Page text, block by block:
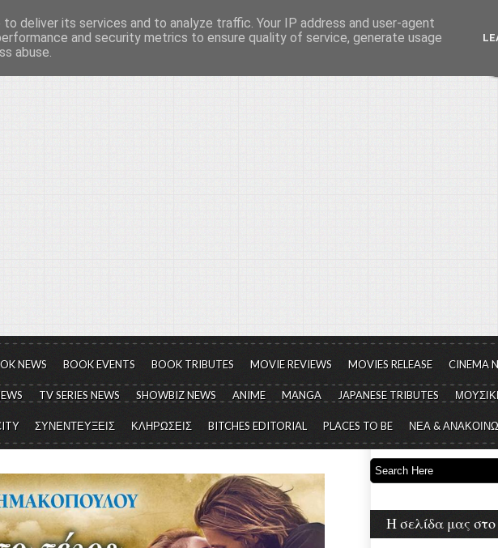
για τον πολιτισμό, σε κάθε του μορφή και έκταση...
NEWS BOOK EVENTS BOOK TRIBUTES MOVIE REVIEWS MOVIES RELEASE CINEMA
TV SERIES NEWS SHOWBIZ NEWS ANIME MANGA JAPANESE TRIBUTES
ΣΥΝΕΝΤΕΥΞΕΙΣ ΚΛΗΡΩΣΕΙΣ BITCHES EDITORIAL PLACES TO BE ΝΕΑ &
Η σελίδα μας στο
deliver its services and to analyze traffic. Your IP address and user-agent
and security metrics to ensure quality of service, generate usage
abuse.